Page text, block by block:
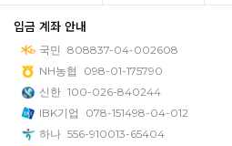
입금 계좌 안내
국민 808837-04-002608
NH농협
098-01-175790
신한 100-026-840244
IBK기업
078-151498-04-012
하나 556-910013-65404